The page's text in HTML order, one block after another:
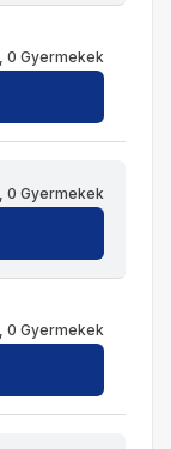
0 Gyermekek
0 Gyermekek
0 Gyermekek